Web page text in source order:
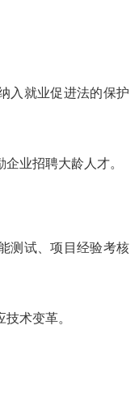
入就业促进法的保护
业招聘大龄人才。
测试、项目经验考核
术变革。